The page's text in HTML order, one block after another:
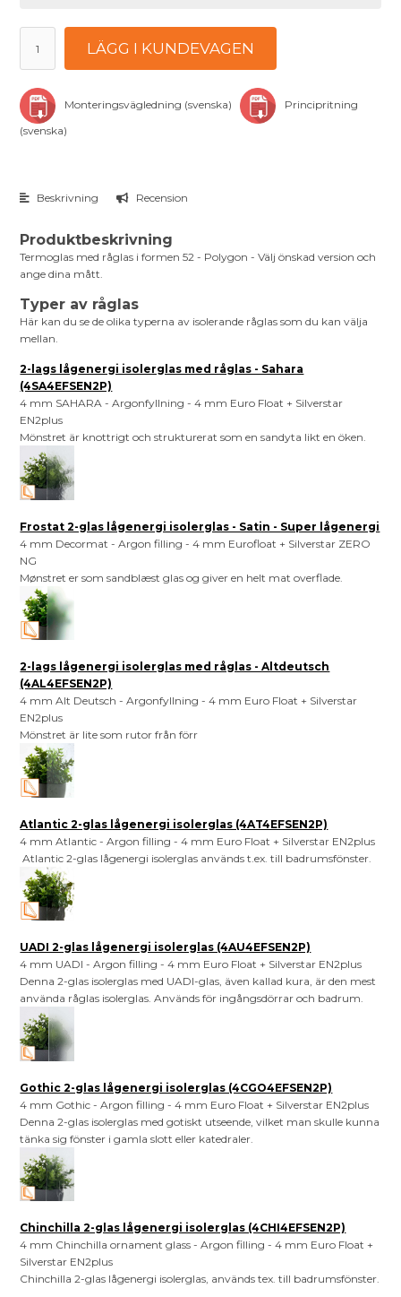
LÄGG I KUNDEVAGEN
Monteringsvägledning (svenska)
Principritning
(svenska)
Beskrivning Recension
Produktbeskrivning
Termoglas med råglas i formen 52 - Polygon - Välj önskad version och
ange dina mått.
Typer av råglas
Här kan du se de olika typerna av isolerande råglas som du kan välja
mellan.
2-lags lågenergi isolerglas med råglas - Sahara
(4SA4EFSEN2P)
4 mm SAHARA - Argonfyllning - 4 mm Euro Float + Silverstar
EN2plus
Mönstret är knottrigt och strukturerat som en sandyta likt en öken.
Frostat 2-glas lågenergi isolerglas - Satin - Super lågenergi
4 mm Decormat - Argon filling - 4 mm Eurofloat + Silverstar ZERO
NG
Mønstret er som sandblæst glas og giver en helt mat overflade.
2-lags lågenergi isolerglas med råglas - Altdeutsch
(4AL4EFSEN2P)
4 mm Alt Deutsch - Argonfyllning - 4 mm Euro Float + Silverstar
EN2plus
Mönstret är lite som rutor från förr
Atlantic 2-glas lågenergi isolerglas (4AT4EFSEN2P)
4 mm Atlantic - Argon filling - 4 mm Euro Float + Silverstar EN2plus
Atlantic 2-glas lågenergi isolerglas används t.ex. till badrumsfönster.
UADI 2-glas lågenergi isolerglas (4AU4EFSEN2P)
4 mm UADI - Argon filling - 4 mm Euro Float + Silverstar EN2plus
Denna 2-glas isolerglas med UADI-glas, även kallad kura, är den mest
använda råglas isolerglas. Används för ingångsdörrar och badrum.
Gothic 2-glas lågenergi isolerglas (4CGO4EFSEN2P)
4 mm Gothic - Argon filling - 4 mm Euro Float + Silverstar EN2plus
Denna 2-glas isolerglas med gotiskt utseende, vilket man skulle kunna
tänka sig fönster i gamla slott eller katedraler.
Chinchilla 2-glas lågenergi isolerglas (4CHI4EFSEN2P)
4 mm Chinchilla ornament glass - Argon filling - 4 mm Euro Float +
Silverstar EN2plus
Chinchilla 2-glas lågenergi isolerglas, används tex. till badrumsfönster.